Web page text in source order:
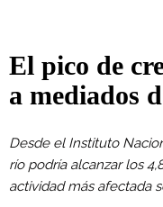
El pico de
a mediados
Desde el Instituto
río podría alcanzar los
actividad más afectada